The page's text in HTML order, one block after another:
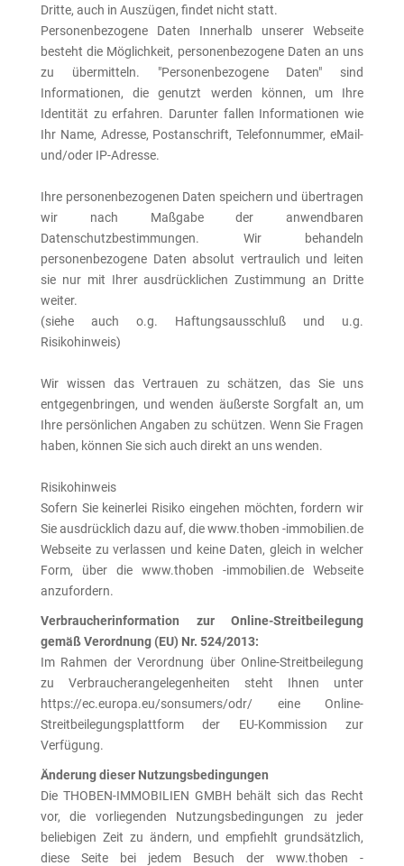
Dritte, auch in Auszügen, findet nicht statt.
Personenbezogene Daten Innerhalb unserer Webseite
besteht die Möglichkeit, personenbezogene Daten an uns
zu übermitteln. "Personenbezogene Daten" sind
Informationen, die genutzt werden können, um Ihre
Identität zu erfahren. Darunter fallen Informationen wie
Ihr Name, Adresse, Postanschrift, Telefonnummer, eMail-
und/oder IP-Adresse.
Ihre personenbezogenen Daten speichern und übertragen
wir nach Maßgabe der anwendbaren
Datenschutzbestimmungen. Wir behandeln
personenbezogene Daten absolut vertraulich und leiten
sie nur mit Ihrer ausdrücklichen Zustimmung an Dritte
weiter.
(siehe auch o.g. Haftungsausschluß und u.g.
Risikohinweis)
Wir wissen das Vertrauen zu schätzen, das Sie uns
entgegenbringen, und wenden äußerste Sorgfalt an, um
Ihre persönlichen Angaben zu schützen. Wenn Sie Fragen
haben, können Sie sich auch direkt an uns wenden.
Risikohinweis
Sofern Sie keinerlei Risiko eingehen möchten, fordern wir
Sie ausdrücklich dazu auf, die www.thoben -immobilien.de
Webseite zu verlassen und keine Daten, gleich in welcher
Form, über die www.thoben -immobilien.de Webseite
anzufordern.
Verbraucherinformation zur Online-Streitbeilegung
gemäß Verordnung (EU) Nr. 524/2013:
Im Rahmen der Verordnung über Online-Streitbeilegung
zu Verbraucherangelegenheiten steht Ihnen unter
https://ec.europa.eu/sonsumers/odr/ eine Online-
Streitbeilegungsplattform der EU-Kommission zur
Verfügung.
Änderung dieser Nutzungsbedingungen
Die THOBEN-IMMOBILIEN GMBH behält sich das Recht
vor, die vorliegenden Nutzungsbedingungen zu jeder
beliebigen Zeit zu ändern, und empfiehlt grundsätzlich,
diese Seite bei jedem Besuch der www.thoben -